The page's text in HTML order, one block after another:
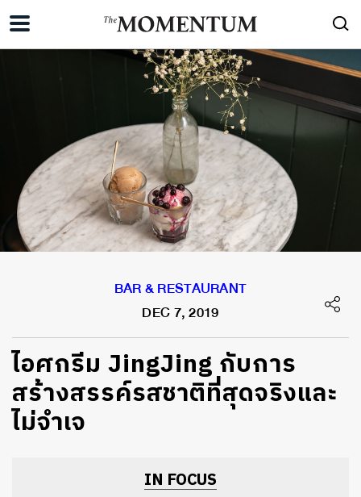
BAR & RESTAURANT
DEC 7, 2019
ไอศกรีม JingJing กับการ
สร้างสรรค์รสชาติที่สุดจริงและ
ไม่จำเจ
IN FOCUS